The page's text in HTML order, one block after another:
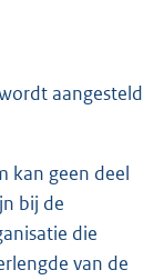
aangesteld
kan geen deel
bij de
die
van de